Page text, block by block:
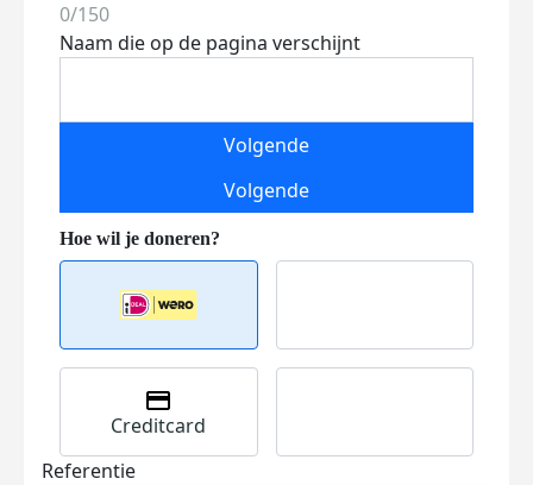
0/150
Naam die op de pagina verschijnt
Volgende
Volgende
Creditcard
Referentie